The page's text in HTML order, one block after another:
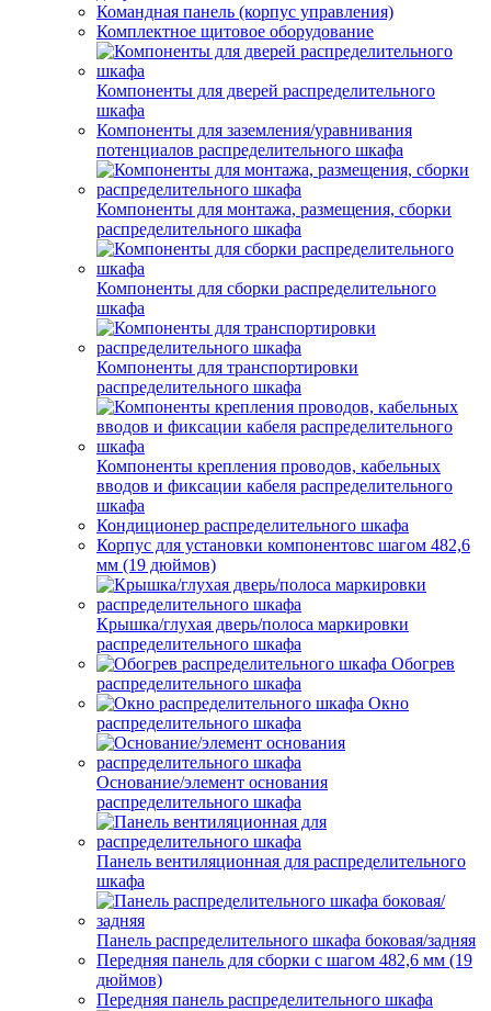
Командная панель (корпус управления)
Комплектное щитовое оборудование
Компоненты для дверей распределительного
шкафа
Компоненты для заземления/уравнивания
потенциалов распределительного шкафа
Компоненты для монтажа, размещения, сборки
распределительного шкафа
Компоненты для сборки распределительного
шкафа
Компоненты для транспортировки
распределительного шкафа
Компоненты крепления проводов, кабельных
вводов и фиксации кабеля распределительного
шкафа
Кондиционер распределительного шкафа
Корпус для установки компонентовс шагом 482,6
мм (19 дюймов)
Крышка/глухая дверь/полоса маркировки
распределительного шкафа
Обогрев
распределительного шкафа
Окно
распределительного шкафа
Основание/элемент основания
распределительного шкафа
Панель вентиляционная для распределительного
шкафа
Панель распределительного шкафа боковая/задняя
Передняя панель для сборки с шагом 482,6 мм (19
дюймов)
Передняя панель распределительного шкафа